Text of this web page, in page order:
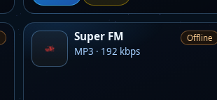
Super FM
MP3 · 192 kbps
Offline